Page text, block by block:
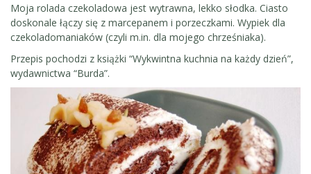
Moja rolada czekoladowa jest wytrawna, lekko słodka. Ciasto
doskonale łączy się z marcepanem i porzeczkami. Wypiek dla
czekoladomaniaków (czyli m.in. dla mojego chrześniaka).
Przepis pochodzi z książki “Wykwintna kuchnia na każdy dzień”,
wydawnictwa “Burda”.